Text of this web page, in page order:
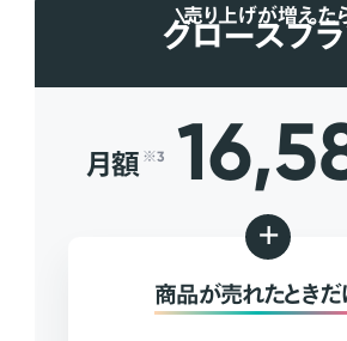
売り上げが増えた
グロースプ
月額 ※3
+
商品が売れたときだ